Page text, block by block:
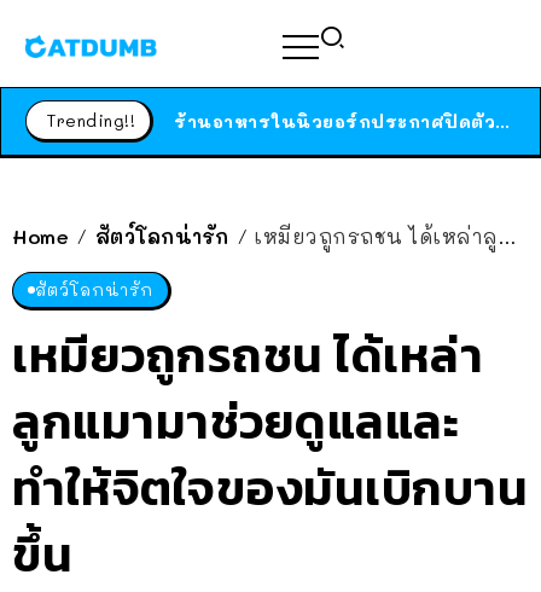
Trending!! สาวญี่ปุ่นโดนแมวตัวเองกัด ไม่ได้ไปหาหมอตั้งแต่เนิ่นๆ สุดท้ายขาบวม กลายเป็นโรคเนื้อเน่า เตือนทาสแมวทั้งหลายให้ระวัง
Home / สัตว์โลกน่ารัก / เหมียวถูกรถชน ได้เหล่าลูกแมามาช่วยดูแลและทำให้จิตใจของมันเบิกบานขึ้น
สัตว์โลกน่ารัก
เหมียวถูกรถชน ได้เหล่า
ลูกแมามาช่วยดูแลและ
ทำให้จิตใจของมันเบิกบาน
ขึ้น